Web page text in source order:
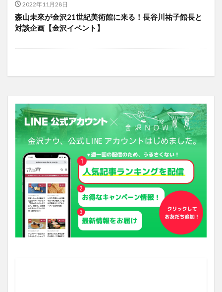
2022年11月28日
森山未來が金沢21世紀美術館に来る！長谷川祐子館長と
対談企画【金沢イベント】